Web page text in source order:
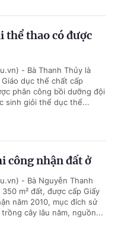
thể thao có được
- Bà Thanh Thủy là
dục thể chất cấp
phân công bồi dưỡng đội
sinh giỏi thể dục thể...
công nhận đất ở
- Bà Nguyễn Thanh
m² đất, được cấp Giấy
năm 2010, mục đích sử
cây lâu năm, nguồn...